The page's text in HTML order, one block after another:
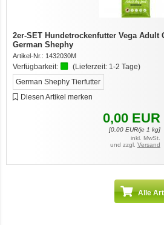
12er-VE Ente, Reis und Karotten 400 g
Ente, Reis und Karotten 400g
2er-SET Hundetrockenfutter Vega Adult
German Shephy
Artikel-Nr.: 1432030M
Verfügbarkeit: (Lieferzeit: 1-2 Tage)
German Shephy Tierfutter
Diesen Artikel merken
0,00 EUR
[0,00EUR/je 1 kg]
inkl. MwSt.
und zzgl. Versand
Alle